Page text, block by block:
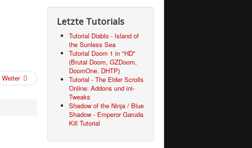
Weiter
Letzte Tutorials
Tutorial Diablo - Island of
the Sunless Sea
Tutorial Doom 1 in "HD"
(Brutal Doom, GZDoom,
DoomOne, DHTP)
Tutorial - The Elder Scrolls
Online: Addons und ini-
Tweaks
Shadow of the Ninja / Blue
Shadow - Emperor Garuda
Kill Tutorial